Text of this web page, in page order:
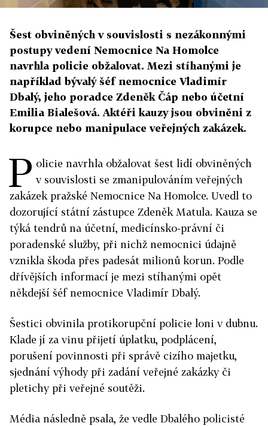
Šest obviněných v souvislosti s nezákonnými
postupy vedení Nemocnice Na Homolce
navrhla policie obžalovat. Mezi stíhanými je
například bývalý šéf nemocnice Vladimír
Dbalý, jeho poradce Zdeněk Čáp nebo účetní
Emilia Bialešová. Aktéři kauzy jsou obviněni z
korupce nebo manipulace veřejných zakázek.
P olicie navrhla obžalovat šest lidí obviněných
v souvislosti se zmanipulováním veřejných
zakázek pražské Nemocnice Na Homolce. Uvedl to
dozorující státní zástupce Zdeněk Matula. Kauza se
týká tendrů na účetní, medicínsko-právní či
poradenské služby, při nichž nemocnici údajně
vznikla škoda přes padesát milionů korun. Podle
dřívějších informací je mezi stíhanými opět
někdejší šéf nemocnice Vladimír Dbalý.
Šestici obvinila protikorupční policie loni v dubnu.
Klade jí za vinu přijetí úplatku, podplácení,
porušení povinnosti při správě cizího majetku,
sjednání výhody při zadání veřejné zakázky či
pletichy při veřejné soutěži.
Média následně psala, že vedle Dbalého policisté